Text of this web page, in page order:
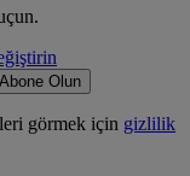
Abone Olun
görmek için gizlilik